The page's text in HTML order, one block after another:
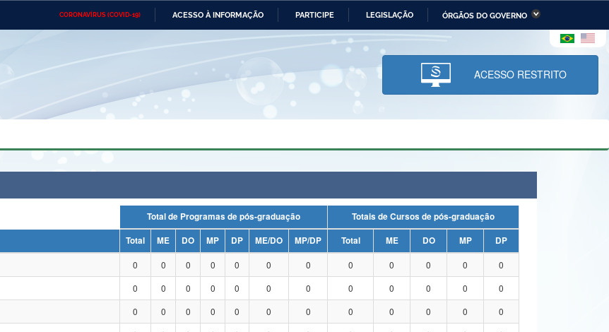
CORONAVÍRUS (COVID-19) ACESSO À INFORMAÇÃO PARTICIPE LEGISLAÇÃO ÓRGÃOS DO GOVERNO
Ministério das Relações Ministério da Economia Ministério da Infraestrutura
Ministério da Ciência,
Tecnologia, Inovações e
Comunicações
Ministério do Desenvolvimento
Regional e dos Direitos Humanos
Advocacia-Geral da União Banco Central do Brasil Planalto
ACESSO RESTRITO
Total de Programas de pós-graduação
Totais de Cursos de pós-graduação
Total ME DO MP DP ME/DO MP/DP Total ME DO MP
DP
0 0 0 0 0 0 0 0 0 0 0
0
0 0 0 0 0 0 0 0 0 0 0
0
0 0 0 0 0 0 0 0 0 0 0
0